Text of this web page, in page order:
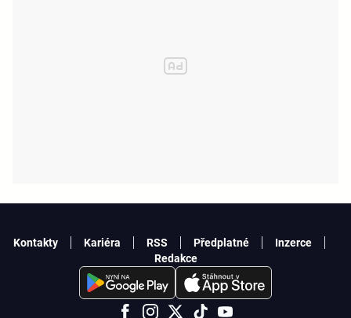
Kontakty Kariéra RSS Předplatné
Inzerce
Redakce